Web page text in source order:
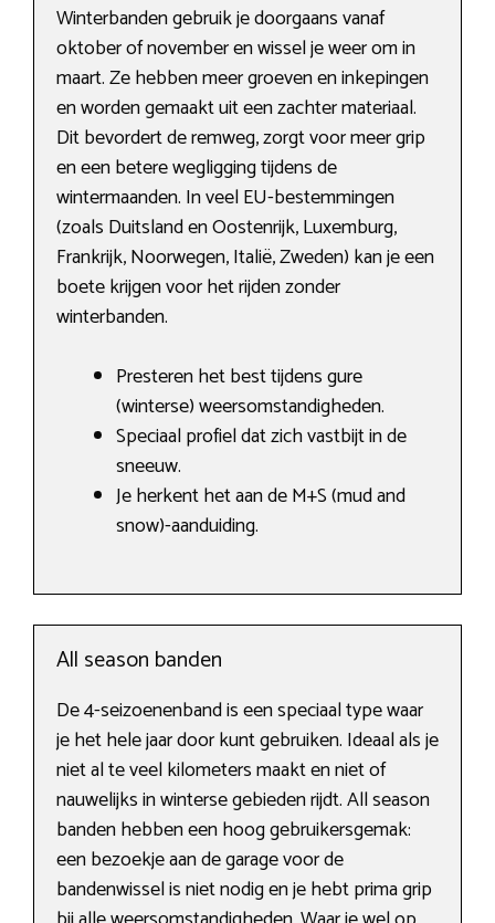
Winterbanden gebruik je doorgaans vanaf
oktober of november en wissel je weer om in
maart. Ze hebben meer groeven en inkepingen
en worden gemaakt uit een zachter materiaal.
Dit bevordert de remweg, zorgt voor meer grip
en een betere wegligging tijdens de
wintermaanden. In veel EU-bestemmingen
(zoals Duitsland en Oostenrijk, Luxemburg,
Frankrijk, Noorwegen, Italië, Zweden) kan je een
boete krijgen voor het rijden zonder
winterbanden.
Presteren het best tijdens gure
(winterse) weersomstandigheden.
Speciaal profiel dat zich vastbijt in de
sneeuw.
Je herkent het aan de M+S (mud and
snow)-aanduiding.
All season banden
De 4-seizoenenband is een speciaal type waar
je het hele jaar door kunt gebruiken. Ideaal als je
niet al te veel kilometers maakt en niet of
nauwelijks in winterse gebieden rijdt. All season
banden hebben een hoog gebruikersgemak:
een bezoekje aan de garage voor de
bandenwissel is niet nodig en je hebt prima grip